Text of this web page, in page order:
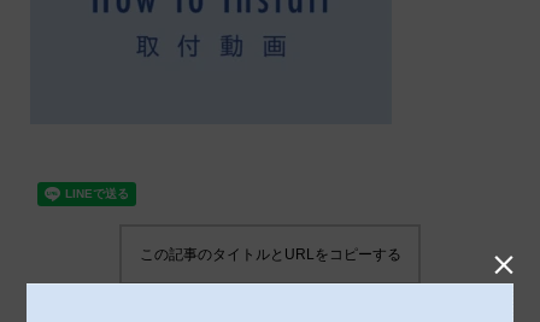
この記事のタイトルとURLをコピーする 